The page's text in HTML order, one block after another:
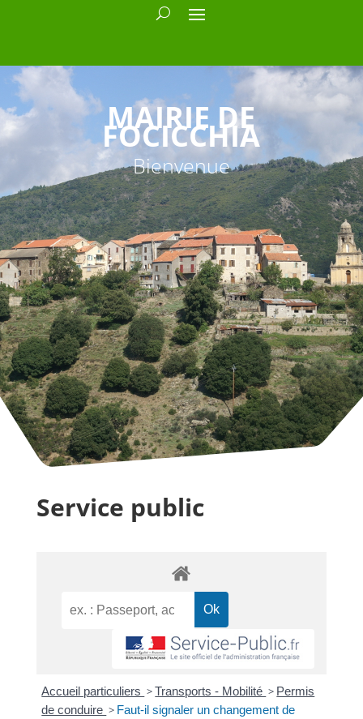
MAIRIE DE
FOCICCHIA
Bienvenue
Service public
Accueil particuliers >Transports - Mobilité > Permis
de conduire > Faut-il signaler un changement de